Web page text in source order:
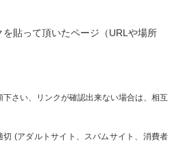
貼って頂いたページ（URLや場所
下さい、リンクが確認出来ない場合は、相互
(アダルトサイト、スパムサイト、消費者